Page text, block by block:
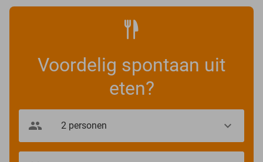
Voordelig spontaan uit
eten?